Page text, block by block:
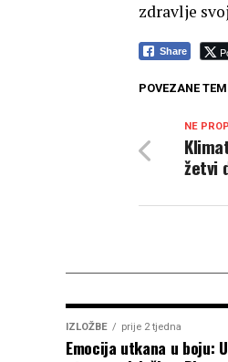
zdravlje
Share
POVEZANE
NE
žetvi
IZLOŽBE prije 2 tjedna
Emocija utkana u boju: